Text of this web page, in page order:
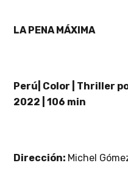
LA PENA MÁXIMA
Perú| Color | Thriller
2022 | 106 min
Dirección: Michel